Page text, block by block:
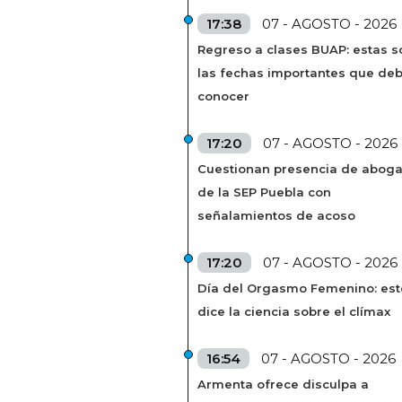
17:38 07 - AGOSTO - 2026
Regreso a clases BUAP: estas
las fechas importantes que
conocer
17:20 07 - AGOSTO - 2026
Cuestionan presencia de
de la SEP Puebla con
señalamientos de acoso
17:20 07 - AGOSTO - 2026
Día del Orgasmo Femenino:
dice la ciencia sobre el clímax
16:54 07 - AGOSTO - 2026
Armenta ofrece disculpa a